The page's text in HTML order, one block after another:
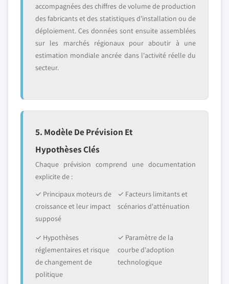
accompagnées des chiffres de volume de production
des fabricants et des statistiques d'installation ou de
déploiement. Ces données sont ensuite assemblées
sur les marchés régionaux pour aboutir à une
estimation mondiale ancrée dans l'activité réelle du
secteur.
5. Modèle De Prévision Et
Hypothèses Clés
Chaque prévision comprend une documentation
explicite de :
✓ Principaux moteurs de
croissance et leur impact
supposé
✓ Facteurs limitants et
scénarios d'atténuation
✓ Hypothèses
réglementaires et risque
de changement de
politique
✓ Paramètre de la
courbe d'adoption
technologique